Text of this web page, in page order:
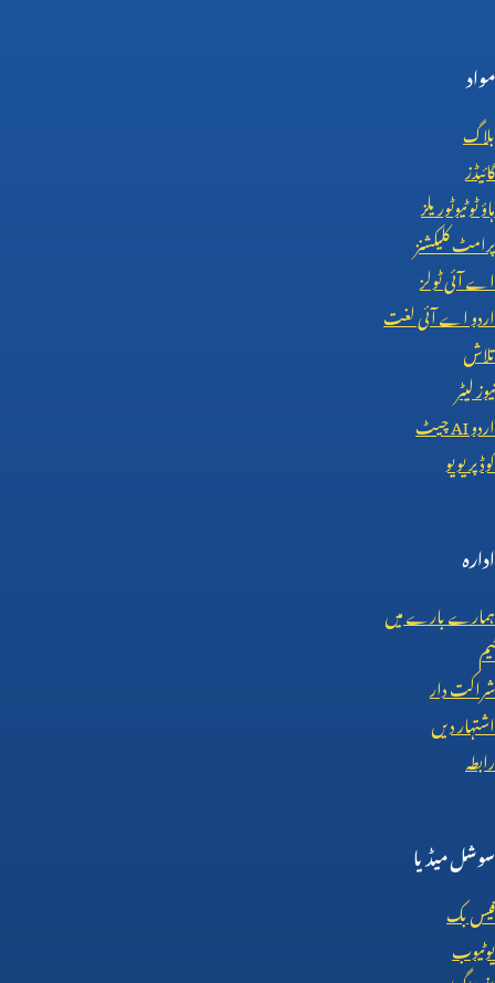
مواد
بلاگ
گائیڈز
ہاؤ ٹو ٹیوٹوریلز
پرامٹ کلیکشنز
اے آئی ٹولز
اردو اے آئی لغت
تلاش
نیوز لیٹر
اردوAIچیٹ
کوڈ پریویو
ادارہ
ہمارے بارے میں
ٹیم
شراکت دار
اشتہار دیں
رابطہ
سوشل میڈیا
فیس بک
یوٹیوب